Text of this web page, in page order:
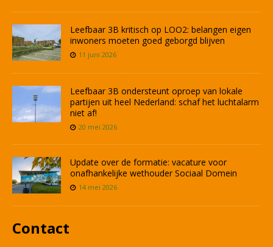
Leefbaar 3B kritisch op LOO2: belangen eigen
inwoners moeten goed geborgd blijven
11 juni 2026
Leefbaar 3B ondersteunt oproep van lokale
partijen uit heel Nederland: schaf het luchtalarm
niet af!
20 mei 2026
Update over de formatie: vacature voor
onafhankelijke wethouder Sociaal Domein
14 mei 2026
Contact